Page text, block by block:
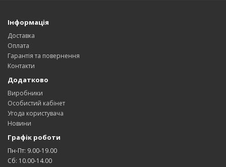
Інформація
Доставка
Оплата
Гарантія та повернення
Контакти
Додатково
Виробники
Особистий кабінет
Угода користувача
Новини
Графік роботи
Пн-Пт: 9.00-19.00
Сб: 10.00-14.00